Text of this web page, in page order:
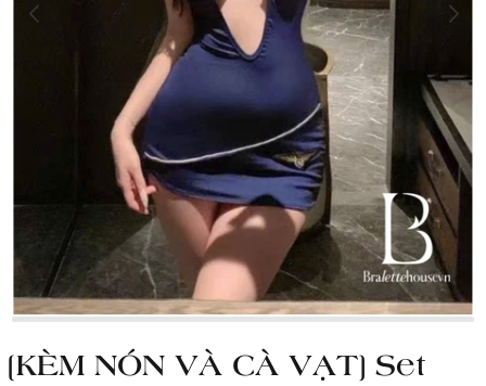
[KÈM NÓN VÀ CÀ VẠT] Set